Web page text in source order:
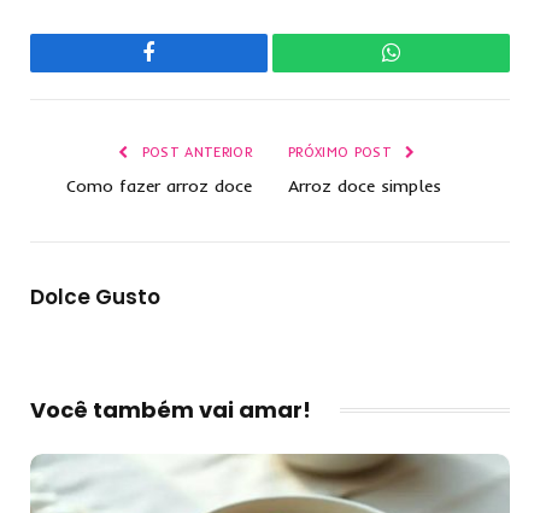
Facebook WhatsApp
POST ANTERIOR
Como fazer arroz doce
PRÓXIMO POST
Arroz doce simples
Dolce Gusto
Você também vai amar!